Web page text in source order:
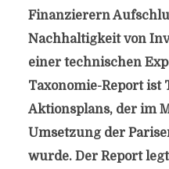
Finanzierern
Nachhaltigkeit von
einer technischen
Taxonomie-Report ist
Aktionsplans, der im
Umsetzung der
wurde. Der Report